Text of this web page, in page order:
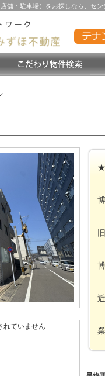
舗・駐車場）をお探しなら、セ
れていません
★